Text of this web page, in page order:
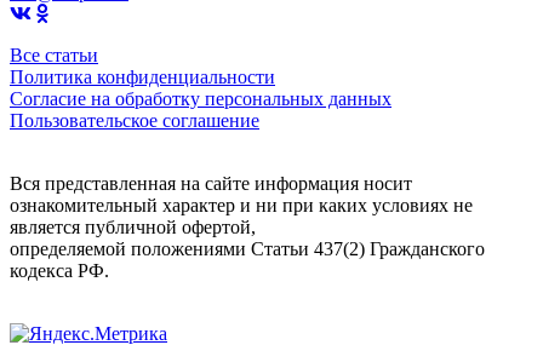
Все статьи
Политика конфиденциальности
Согласие на обработку персональных данных
Пользовательское соглашение
Вся представленная на сайте информация носит
ознакомительный характер и ни при каких условиях не
является публичной офертой,
определяемой положениями Статьи 437(2) Гражданского
кодекса РФ.